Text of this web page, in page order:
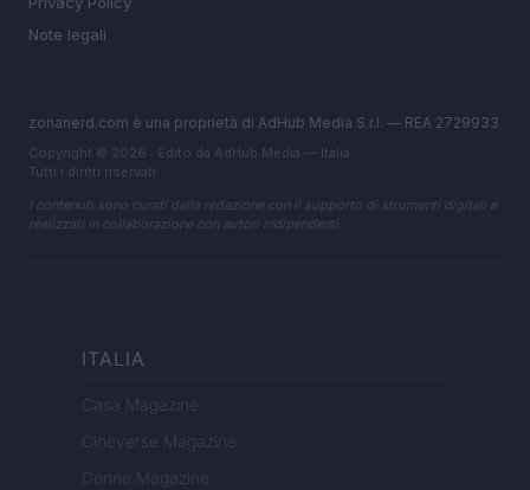
Note legali
zonanerd.com è una proprietà di AdHub Media S.r.l. — REA 2729933
Copyright © 2026 · Edito da AdHub Media — Italia
Tutti i diritti riservati
I contenuti sono curati dalla redazione con il supporto di strumenti digitali e
realizzati in collaborazione con autori indipendenti.
ITALIA
Casa Magazine
Cineverse Magazine
Donne Magazine